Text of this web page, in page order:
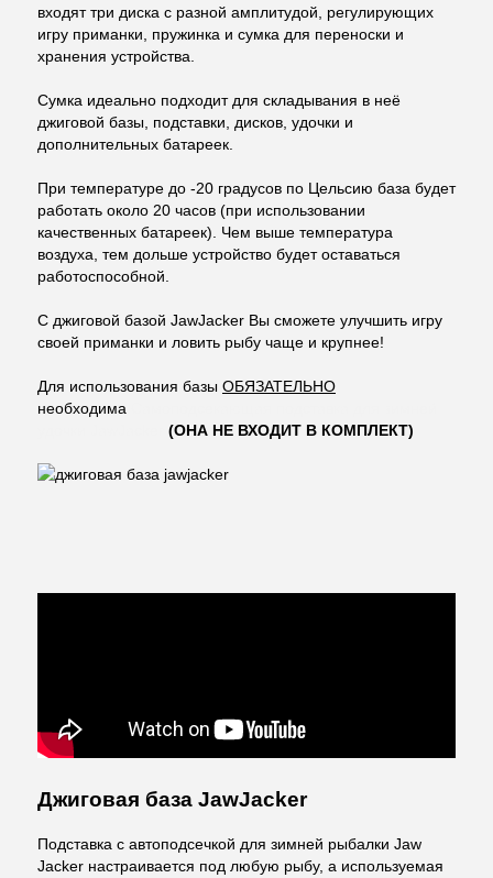
входят три диска с разной амплитудой, регулирующих
игру приманки, пружинка и сумка для переноски и
хранения устройства.
Сумка идеально подходит для складывания в неё
джиговой базы, подставки, дисков, удочки и
дополнительных батареек.
При температуре до -20 градусов по Цельсию база будет
работать около 20 часов (при использовании
качественных батареек). Чем выше температура
воздуха, тем дольше устройство будет оставаться
работоспособной.
С джиговой базой JawJacker Вы сможете улучшить игру
своей приманки и ловить рыбу чаще и крупнее!
Для использования базы ОБЯЗАТЕЛЬНО
необходима
(ОНА НЕ ВХОДИТ В КОМПЛЕКТ)
Джиговая база JawJacker
Подставка с автоподсечкой для зимней рыбалки Jaw
Jacker настраивается под любую рыбу, а используемая